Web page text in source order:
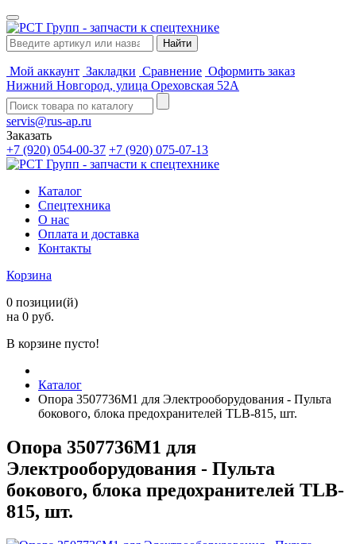
Мой аккаунт Закладки Сравнение Оформить заказ
Нижний Новгород, улица Ореховская 52А
servis@rus-ap.ru
Заказать
+7 (920) 054-00-37 +7 (920) 075-07-13
Каталог
Спецтехника
О нас
Оплата и доставка
Контакты
Корзина
0 позиции(й)
на 0 руб.
В корзине пусто!
Каталог
Опора 3507736M1 для Электрооборудования - Пульта
бокового, блока предохранителей TLB-815, шт.
Опора 3507736M1 для
Электрооборудования - Пульта
бокового, блока предохранителей TLB-
815, шт.